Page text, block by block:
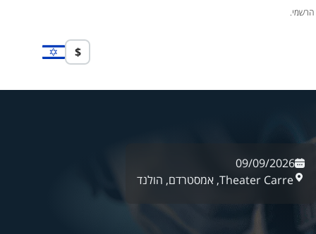
הרשמי.
$
09/09/2026
Theater Carre, אמסטרדם, הולנד